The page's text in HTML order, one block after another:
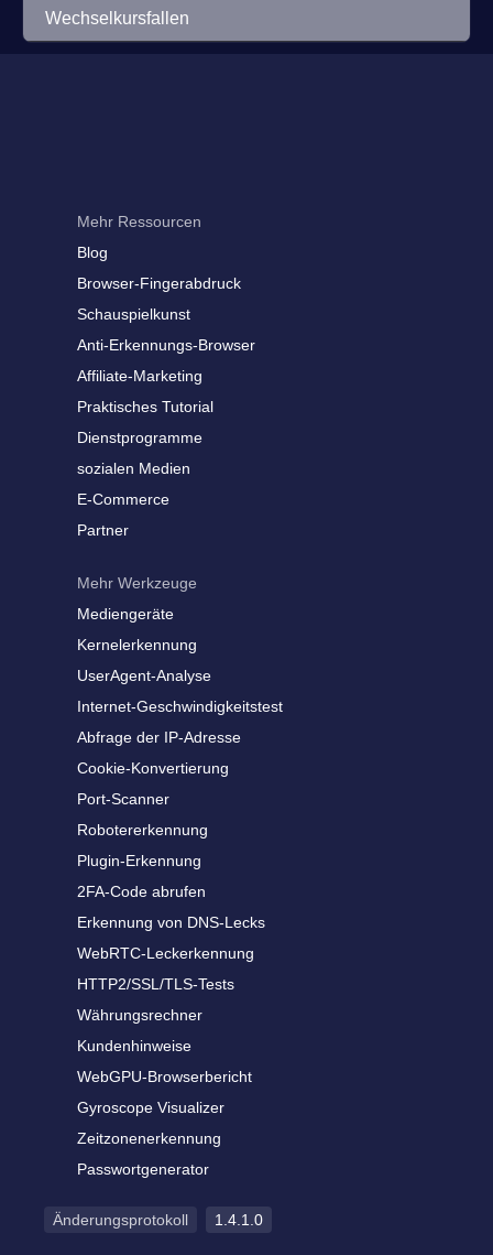
Wechselkursfallen
Mehr Ressourcen
Blog
Browser-Fingerabdruck
Schauspielkunst
Anti-Erkennungs-Browser
Affiliate-Marketing
Praktisches Tutorial
Dienstprogramme
sozialen Medien
E-Commerce
Partner
Mehr Werkzeuge
Mediengeräte
Kernelerkennung
UserAgent-Analyse
Internet-Geschwindigkeitstest
Abfrage der IP-Adresse
Cookie-Konvertierung
Port-Scanner
Robotererkennung
Plugin-Erkennung
2FA-Code abrufen
Erkennung von DNS-Lecks
WebRTC-Leckerkennung
HTTP2/SSL/TLS-Tests
Währungsrechner
Kundenhinweise
WebGPU-Browserbericht
Gyroscope Visualizer
Zeitzonenerkennung
Passwortgenerator
Änderungsprotokoll 1.4.1.0